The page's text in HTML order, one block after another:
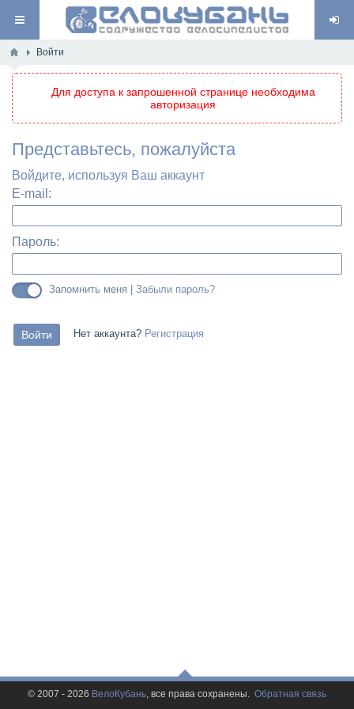
Войти
Для доступа к запрошенной странице необходима
авторизация
Представьтесь, пожалуйста
Войдите, используя Ваш аккаунт
E-mail:
Пароль:
Запомнить меня | Забыли пароль?
Нет аккаунта? Регистрация
© 2007 - 2026 ВелоКубань, все права сохранены. Обратная связь